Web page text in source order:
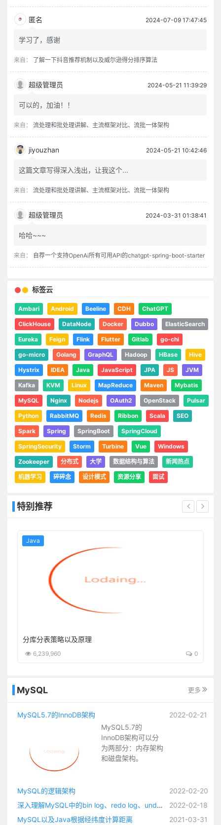
匿名 2024-07-09 17:47:45
学习了，感谢
来自： 了解一下抖音推荐机制以及威尔逊得分排序算法
超级管理员 2024-05-21 11:39:29
可以的，加油！！
来自： 流处理和批处理讲解、主流框架对比、流批一体架构
jiyouzhan 2024-05-21 10:42:46
这篇文章写得深入浅出，让我这个...
来自： 流处理和批处理讲解、主流框架对比、流批一体架构
超级管理员 2024-03-31 01:38:41
哈哈~~~
来自： 自荐一个支持OpenAi所有可用API的chatgpt-spring-boot-starter
标签云
Ambari Android Beeline CDH ChatGPT
ClickHouse DataNode Docker Dubbo ElasticSearch
Eureka Feign Flink Flutter Gitlab go-chi
go-micro Golang GraphQL Hadoop HBase Hive
Hystrix IDEA Java JavaScript JPA JS JVM
Kafka KVM Linux MapReduce Maven Mybatis
MySQL Nginx Nodejs OAuth2 OpenStack Pulsar
Python RabbitMQ Redis Ribbon Scala SEO
Spark Spring SpringBoot SpringCloud
SpringSecurity Storm Turbine Vue Windows
Zookeeper 分布式 大学 数据结构与算法 新闻热点
机器学习 碎碎念 设计模式 资源分享 面试
特别推荐
Java
分库分表策略以及原理
6,239,960 0
MySQL 更多
MySQL5.7的InnoDB架构
MySQL5.7的
InnoDB架构可以分
为两部分：内存架构
和磁盘架构。
2022-02-21
MySQL的逻辑架构
2022-02-20
深入理解MySQL中的bin log、redo log、undo log
2022-02-18
MySQL以及Java根据经纬度计算距离
2021-03-31